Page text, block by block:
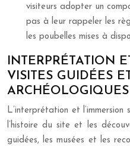
visiteurs adopter un
pas à leur rappeler les
les poubelles mises à
INTERPRÉTATION
VISITES GUIDÉES
ARCHÉOLOGIQUES
L’interprétation et l’immersion
l’histoire du site et les
guidées, les musées et les